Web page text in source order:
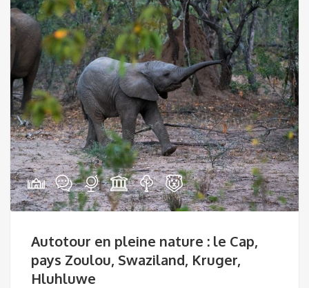
Autotour en pleine nature : le Cap,
pays Zoulou, Swaziland, Kruger,
Hluhluwe